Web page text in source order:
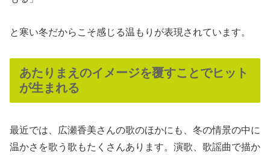
と寒い冬だからこそ感じる温もりが表現されています。
あたりまえのイメージを覆すことでヒット
が生まれる
最近では、広瀬香美さんの歌のほかにも、冬の情景の中に
温かさを歌う歌もたくさんあります。演歌、歌謡曲で描か